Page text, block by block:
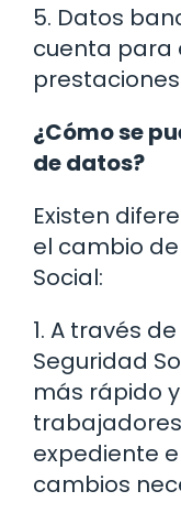
5. Datos
cuenta para
¿Cómo se
de datos?
Existen
el cambio
Social:
1. A través
Seguridad
más rápido
expediente
cambios